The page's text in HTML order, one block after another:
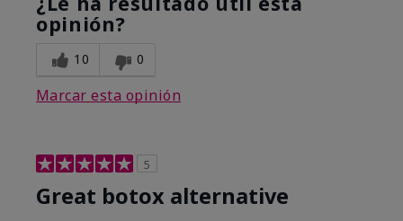
opinión?
10 0
Marcar esta opinión
5
Great botox alternative